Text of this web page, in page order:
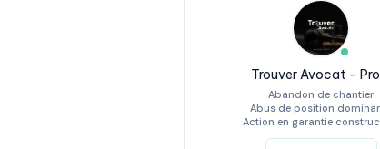
Trouver Avocat –
Abandon de chantier
Abus de position
Action en garantie